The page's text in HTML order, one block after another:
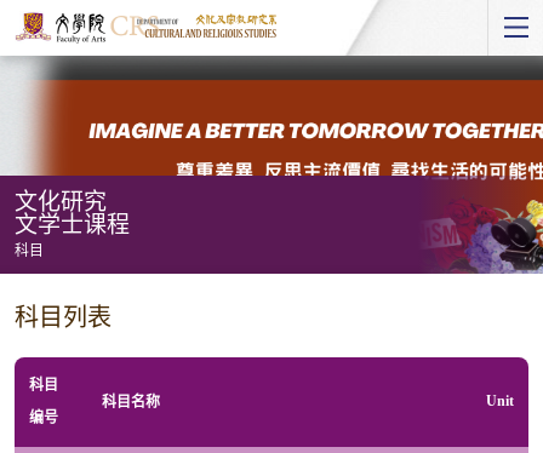
Start
文化研究
文学士课程
科目
化
研
科目列表
科目
编号
科目名称 Unit